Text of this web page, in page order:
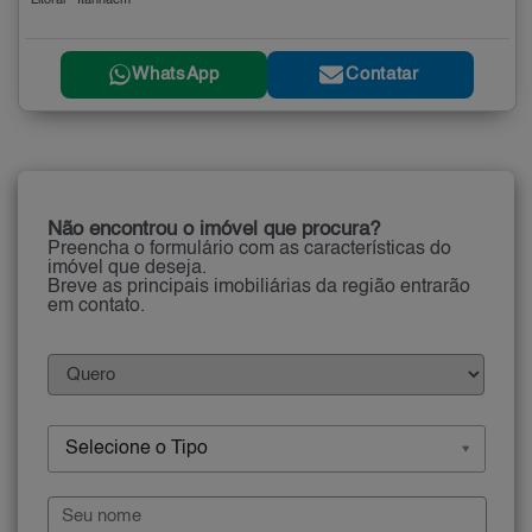
WhatsApp Contatar
Não encontrou o imóvel que procura?
Preencha o formulário com as características do
imóvel que deseja.
Breve as principais imobiliárias da região entrarão
em contato.
Selecione o Tipo